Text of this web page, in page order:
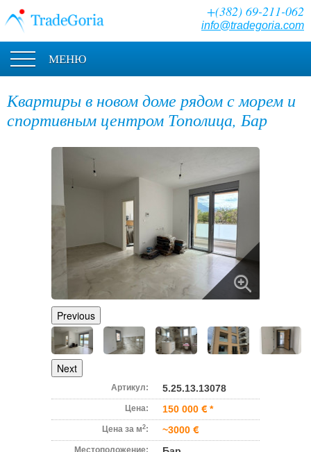
+(382) 69-211-062
info@tradegoria.com
МЕНЮ
Квартиры в новом доме рядом с морем и
спортивным центром Тополица, Бар
Previous
Next
Артикул: 5.25.13.13078
Цена: 150 000 *
Цена за м2: ~3000
Местоположение: